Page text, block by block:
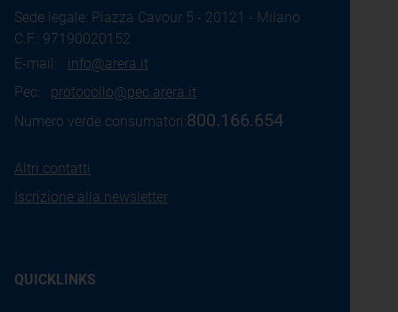
Sede legale: Piazza Cavour 5 - 20121 - Milano
C.F.: 97190020152
E-mail: info@arera.it
Pec: protocollo@pec.arera.it
Numero verde consumatori:800.166.654
Altri contatti
Iscrizione alla newsletter
QUICKLINKS